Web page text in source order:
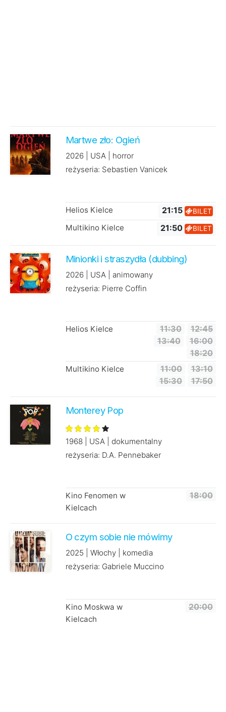
Martwe zło: Ogień
2026 | USA | horror
reżyseria: Sebastien Vanicek
Helios Kielce 21:15 BILET
Multikino Kielce 21:50 BILET
Minionki i straszydła (dubbing)
2026 | USA | animowany
reżyseria: Pierre Coffin
Helios Kielce 11:30
12:45
13:40
16:00
18:20
Multikino Kielce
11:00
13:10
15:30
17:50
Monterey Pop
1968 | USA | dokumentalny
reżyseria: D.A. Pennebaker
Kino Fenomen w
Kielcach
18:00
O czym sobie nie mówimy
2025 | Włochy | komedia
reżyseria: Gabriele Muccino
Kino Moskwa w
Kielcach
20:00